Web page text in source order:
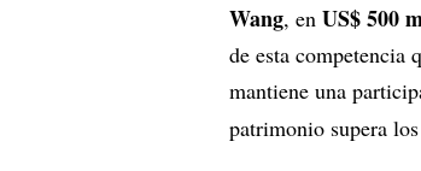
Wang, en US$ 500
de esta competencia
mantiene una
patrimonio supera los